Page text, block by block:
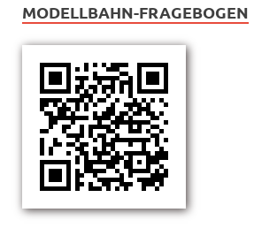
MODELLBAHN-FRAGEBOGEN